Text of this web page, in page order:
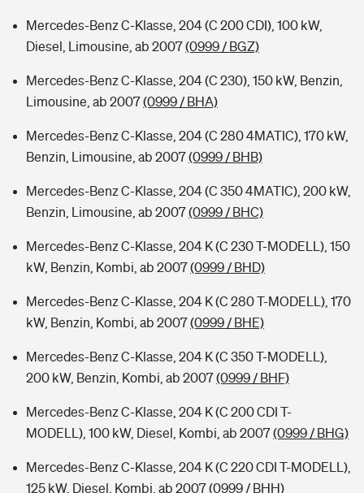
Mercedes-Benz C-Klasse, 204 (C 200 CDI), 100 kW,
Diesel, Limousine, ab 2007(0999 / BGZ)
Mercedes-Benz C-Klasse, 204 (C 230), 150 kW, Benzin,
Limousine, ab 2007(0999 / BHA)
Mercedes-Benz C-Klasse, 204 (C 280 4MATIC), 170 kW,
Benzin, Limousine, ab 2007(0999 / BHB)
Mercedes-Benz C-Klasse, 204 (C 350 4MATIC), 200 kW,
Benzin, Limousine, ab 2007(0999 / BHC)
Mercedes-Benz C-Klasse, 204 K (C 230 T-MODELL), 150
kW, Benzin, Kombi, ab 2007(0999 / BHD)
Mercedes-Benz C-Klasse, 204 K (C 280 T-MODELL), 170
kW, Benzin, Kombi, ab 2007(0999 / BHE)
Mercedes-Benz C-Klasse, 204 K (C 350 T-MODELL),
200 kW, Benzin, Kombi, ab 2007(0999 / BHF)
Mercedes-Benz C-Klasse, 204 K (C 200 CDI T-
MODELL), 100 kW, Diesel, Kombi, ab 2007(0999 / BHG)
Mercedes-Benz C-Klasse, 204 K (C 220 CDI T-MODELL),
125 kW, Diesel, Kombi, ab 2007(0999 / BHH)